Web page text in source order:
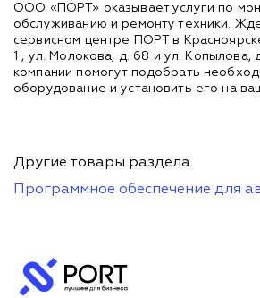
ООО «ПОРТ» оказывает услуги по
обслуживанию и ремонту техники.
сервисном центре ПОРТ в
1 , ул. Молокова, д. 68 и ул. Копылова,
компании помогут подобрать
оборудование и установить его на
Другие товары раздела
Программное обеспечение для